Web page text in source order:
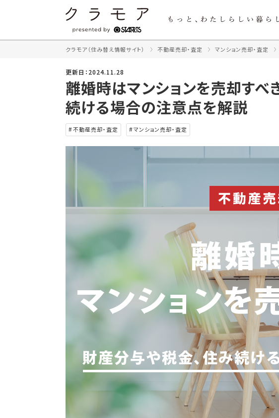
クラモア（住み替え情報サイト） 不動産売却・査定 マンション売却・査定
更新日：2024.11.28
離婚時はマンションを売却すべ
続ける場合の注意点を解説
不動産売却・査定 マンション売却・査定